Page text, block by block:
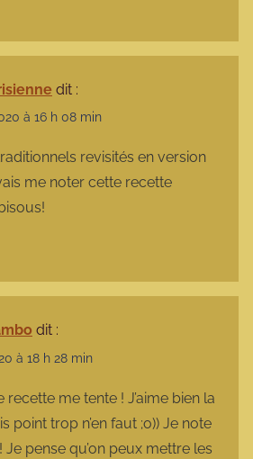
dit :
à 16 h 08 min
revisités en version
me noter cette recette
dit :
à 18 h 28 min
me tente ! J’aime bien la
point trop n’en faut ;o)) Je note
Je pense qu’on peux mettre les